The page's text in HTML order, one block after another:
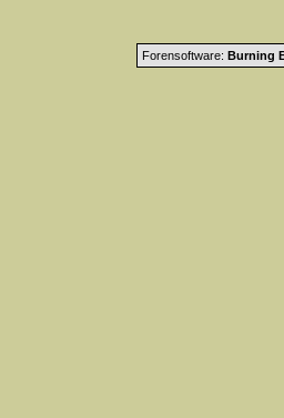
Forensoftware: Burning